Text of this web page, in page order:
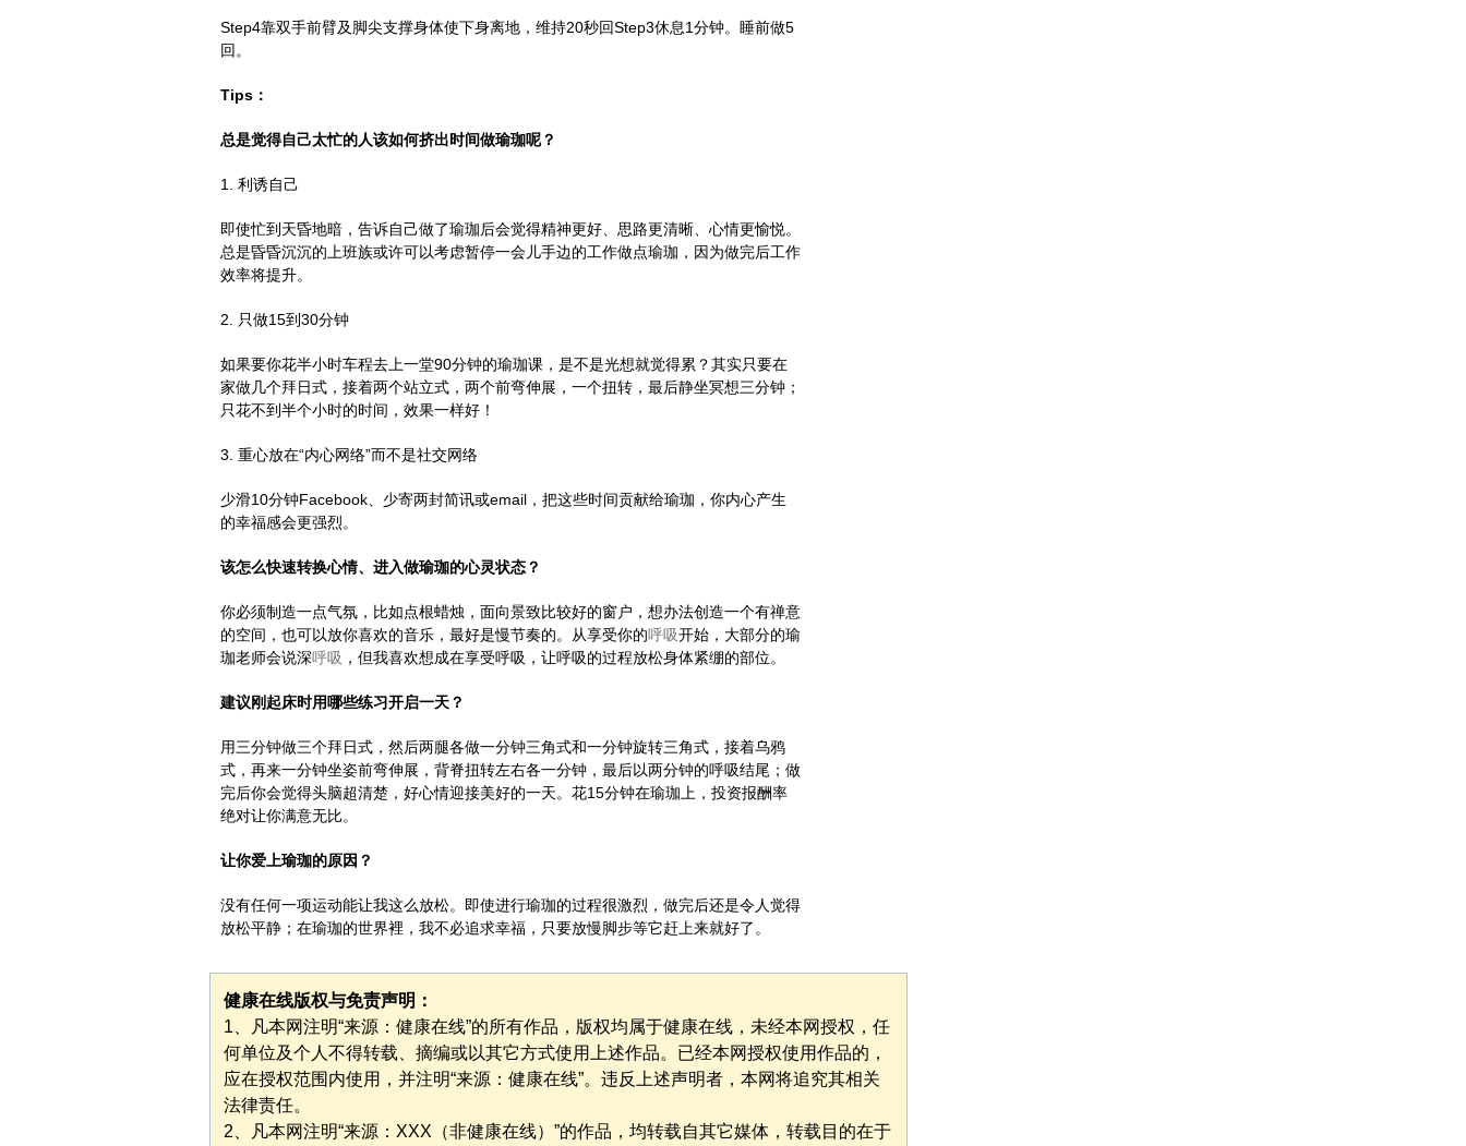
Step4靠双手前臂及脚尖支撑身体使下身离地，维持20秒回Step3休息1分钟。睡前做5
回。
Tips：
总是觉得自己太忙的人该如何挤出时间做瑜珈呢？
1. 利诱自己
即使忙到天昏地暗，告诉自己做了瑜珈后会觉得精神更好、思路更清晰、心情更愉悦。
总是昏昏沉沉的上班族或许可以考虑暂停一会儿手边的工作做点瑜珈，因为做完后工作
效率将提升。
2. 只做15到30分钟
如果要你花半小时车程去上一堂90分钟的瑜珈课，是不是光想就觉得累？其实只要在
家做几个拜日式，接着两个站立式，两个前弯伸展，一个扭转，最后静坐冥想三分钟；
只花不到半个小时的时间，效果一样好！
3. 重心放在“内心网络”而不是社交网络
少滑10分钟Facebook、少寄两封简讯或email，把这些时间贡献给瑜珈，你内心产生
的幸福感会更强烈。
该怎么快速转换心情、进入做瑜珈的心灵状态？
你必须制造一点气氛，比如点根蜡烛，面向景致比较好的窗户，想办法创造一个有禅意
的空间，也可以放你喜欢的音乐，最好是慢节奏的。从享受你的呼吸开始，大部分的瑜
珈老师会说深呼吸 ，但我喜欢想成在享受呼吸，让呼吸的过程放松身体紧绷的部位。
建议刚起床时用哪些练习开启一天？
用三分钟做三个拜日式，然后两腿各做一分钟三角式和一分钟旋转三角式，接着乌鸦
式，再来一分钟坐姿前弯伸展，背脊扭转左右各一分钟，最后以两分钟的呼吸结尾；做
完后你会觉得头脑超清楚，好心情迎接美好的一天。花15分钟在瑜珈上，投资报酬率
绝对让你满意无比。
让你爱上瑜珈的原因？
没有任何一项运动能让我这么放松。即使进行瑜珈的过程很激烈，做完后还是令人觉得
放松平静；在瑜珈的世界裡，我不必追求幸福，只要放慢脚步等它赶上来就好了。
健康在线版权与免责声明：
1、凡本网注明“来源：健康在线”的所有作品，版权均属于健康在线，未经本网授权，任
何单位及个人不得转载、摘编或以其它方式使用上述作品。已经本网授权使用作品的，
应在授权范围内使用，并注明“来源：健康在线”。违反上述声明者，本网将追究其相关
法律责任。
2、凡本网注明“来源：XXX（非健康在线）”的作品，均转载自其它媒体，转载目的在于